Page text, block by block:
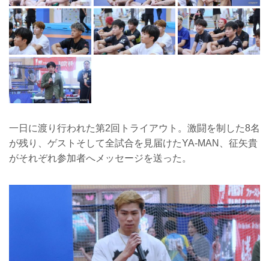
一日に渡り行われた第2回トライアウト。激闘を制した8名
が残り、ゲストそして全試合を見届けたYA-MAN、征矢貴
がそれぞれ参加者へメッセージを送った。